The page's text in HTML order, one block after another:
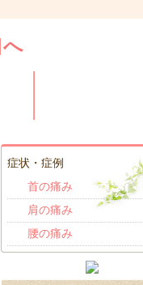
症状・症例
首の痛み
肩の痛み
腰の痛み